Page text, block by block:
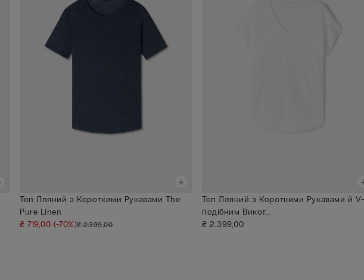
Топ Лляний з Короткими Рукавами The
Pure Linen
₴ 719,00(-70%)₴ 2.399,00
Топ Лляний з Короткими Рукавами й V-
подібним Викот...
₴ 2.399,00